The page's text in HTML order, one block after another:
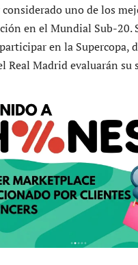
uno de los
en el Mundial Sub-20.
en la Supercopa,
Real Madrid evaluarán su